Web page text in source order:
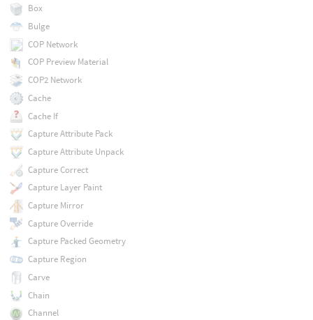
Box
Bulge
COP Network
COP Preview Material
COP2 Network
Cache
Cache If
Capture Attribute Pack
Capture Attribute Unpack
Capture Correct
Capture Layer Paint
Capture Mirror
Capture Override
Capture Packed Geometry
Capture Region
Carve
Chain
Channel